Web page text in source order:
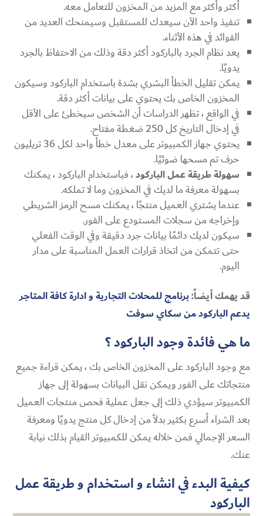
أكثر وأكثر مع المزيد من المخزون للتعامل معه.
تنفيذ واحد الآن سيعدك للمستقبل وسيمنحك العديد من
الفوائد في هذه الأثناء.
يعد نظام الجرد بالباركود أكثر دقة وذلك من الاحتفاظ بالجرد
يدويًا.
يمكن تقليل الخطأ البشري بشدة باستخدام الباركود وسيكون
المخزون الخاص بك يحتوي على بيانات أكثر دقة.
في الواقع ، تظهر الدراسات أن الشخص سيخطئ على الأقل
في إدخال التاريخ كل 250 ضغطة مفتاح.
يحتوي جهاز الكمبيوتر على معدل خطأ واحد لكل 36 تريليون
حرف تم مسحها ضوئيًا.
سهولة طريقة عمل الباركود، فباستخدام الباركود ، يمكنك
بسهولة معرفة ما لديك في المخزون وما لا تملكه.
عندما يشتري العميل منتجًا ، يمكنك مسح الرمز الشريطي
وإخراجه من سجلات المستودع على الفور.
سيكون لديك دائمًا بيانات جرد دقيقة وفي الوقت الفعلي
حتى تتمكن من اتخاذ قرارات العمل المناسبة على مدار
اليوم.
قد يهمك أيضاً:برنامج للمحلات التجارية و ادارة كافة المتاجر
يدعم الباركود من سكاي سوفت
ما هي فائدة وجود الباركود ؟
مع وجود الباركود على المخزون الخاص بك ، يمكن قراءة جميع
منتجاتك على الفور ويمكن نقل البيانات بسهولة إلى جهاز
الكمبيوتر سيؤدي ذلك إلى جعل عملية فحص منتجات العميل
بعد الشراء أسرع بكثير بدلاً من إدخال كل منتج يدويًا ومعرفة
السعر الإجمالي فمن خلاله يمكن للكمبيوتر القيام بذلك نيابة
عنك.
كيفية البدء في انشاء و استخدام و طريقة عمل
الباركود